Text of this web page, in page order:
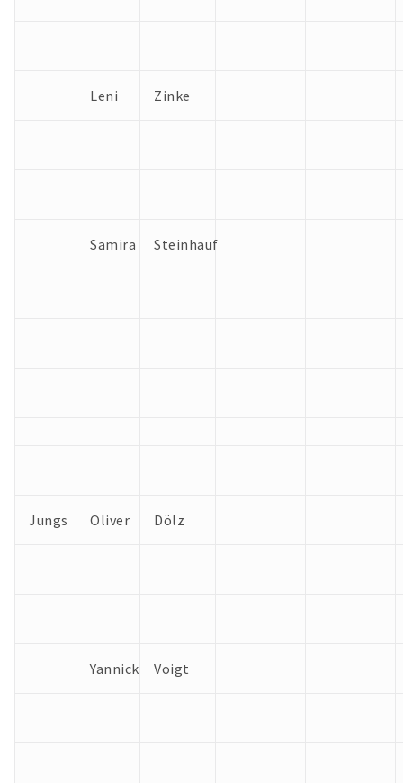
Leni Zinke
Samira Steinhauf
Jungs Oliver Dölz
Yannick Voigt